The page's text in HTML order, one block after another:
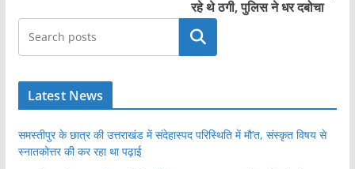
रहे थे ठगी, पुलिस ने धर दबोचा
खोजें
Latest News
समस्तीपुर के छात्र की उत्तराखंड में संदेहास्पद परिस्थिति में मौ’त, संस्कृत विषय से
स्नातकोत्तर की कर रहा था पढ़ाई